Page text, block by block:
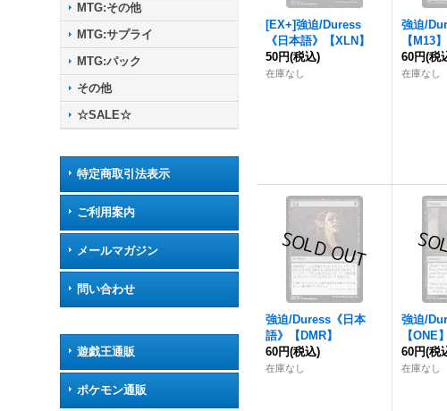
MTG:その他
MTG:サプライ
MTG:パック
その他
☆SALE☆
特定商取引法表示
ご利用案内
メールマガジン
問い合わせ
遊戯王通販
ポケモン通販
[EX+]強迫/Duress
《日本語》【XLN】
50円(税込)
在庫なし
強迫/
【M13】
60円(税
在庫なし
強迫/Duress《日本
語》【DMR】
60円(税込)
在庫なし
強迫/
【ONE】
60円(税
在庫なし